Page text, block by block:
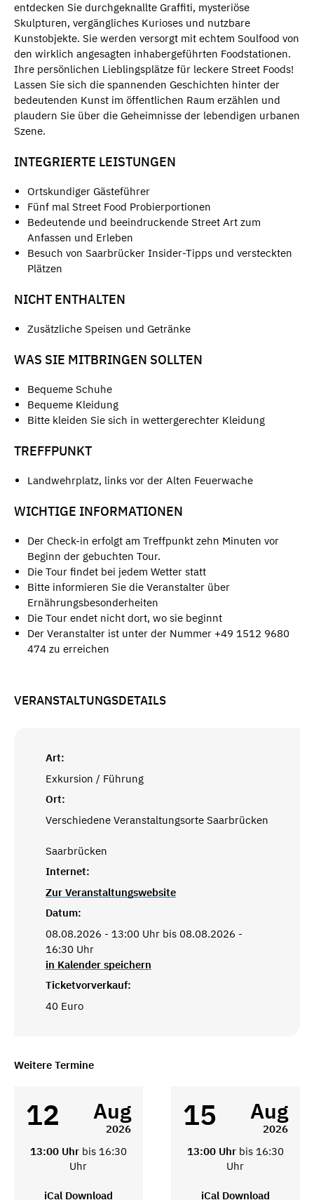
entdecken Sie durchgeknallte Graffiti, mysteriöse
Skulpturen, vergängliches Kurioses und nutzbare
Kunstobjekte. Sie werden versorgt mit echtem Soulfood von
den wirklich angesagten inhabergeführten Foodstationen.
Ihre persönlichen Lieblingsplätze für leckere Street Foods!
Lassen Sie sich die spannenden Geschichten hinter der
bedeutenden Kunst im öffentlichen Raum erzählen und
plaudern Sie über die Geheimnisse der lebendigen urbanen
Szene.
INTEGRIERTE LEISTUNGEN
Ortskundiger Gästeführer
Fünf mal Street Food Probierportionen
Bedeutende und beeindruckende Street Art zum
Anfassen und Erleben
Besuch von Saarbrücker Insider-Tipps und versteckten
Plätzen
NICHT ENTHALTEN
Zusätzliche Speisen und Getränke
WAS SIE MITBRINGEN SOLLTEN
Bequeme Schuhe
Bequeme Kleidung
Bitte kleiden Sie sich in wettergerechter Kleidung
TREFFPUNKT
Landwehrplatz, links vor der Alten Feuerwache
WICHTIGE INFORMATIONEN
Der Check-in erfolgt am Treffpunkt zehn Minuten vor
Beginn der gebuchten Tour.
Die Tour findet bei jedem Wetter statt
Bitte informieren Sie die Veranstalter über
Ernährungsbesonderheiten
Die Tour endet nicht dort, wo sie beginnt
Der Veranstalter ist unter der Nummer +49 1512 9680
474 zu erreichen
VERANSTALTUNGSDETAILS
Art:
Exkursion / Führung
Ort:
Verschiedene Veranstaltungsorte Saarbrücken
Saarbrücken
Internet:
Zur Veranstaltungswebsite
Datum:
08.08.2026 - 13:00 Uhr bis 08.08.2026 -
16:30 Uhr
in Kalender speichern
Ticketvorverkauf:
40 Euro
Weitere Termine
12 Aug
2026
13:00 Uhr bis 16:30
Uhr
iCal Download
15 Aug
2026
13:00 Uhr bis 16:30
Uhr
iCal Download